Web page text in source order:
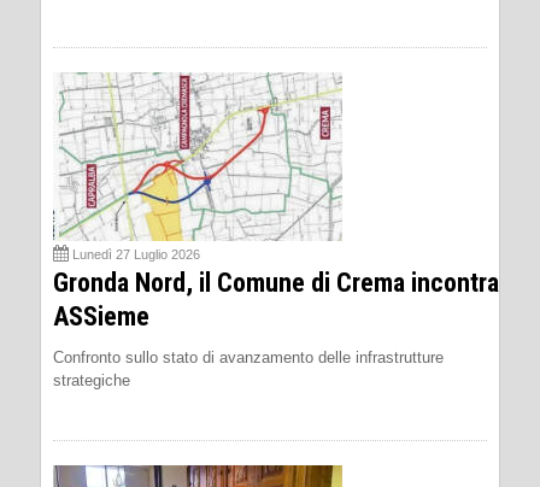
Lunedì 27 Luglio 2026
Gronda Nord, il Comune di Crema incontra
ASSieme
Confronto sullo stato di avanzamento delle infrastrutture
strategiche